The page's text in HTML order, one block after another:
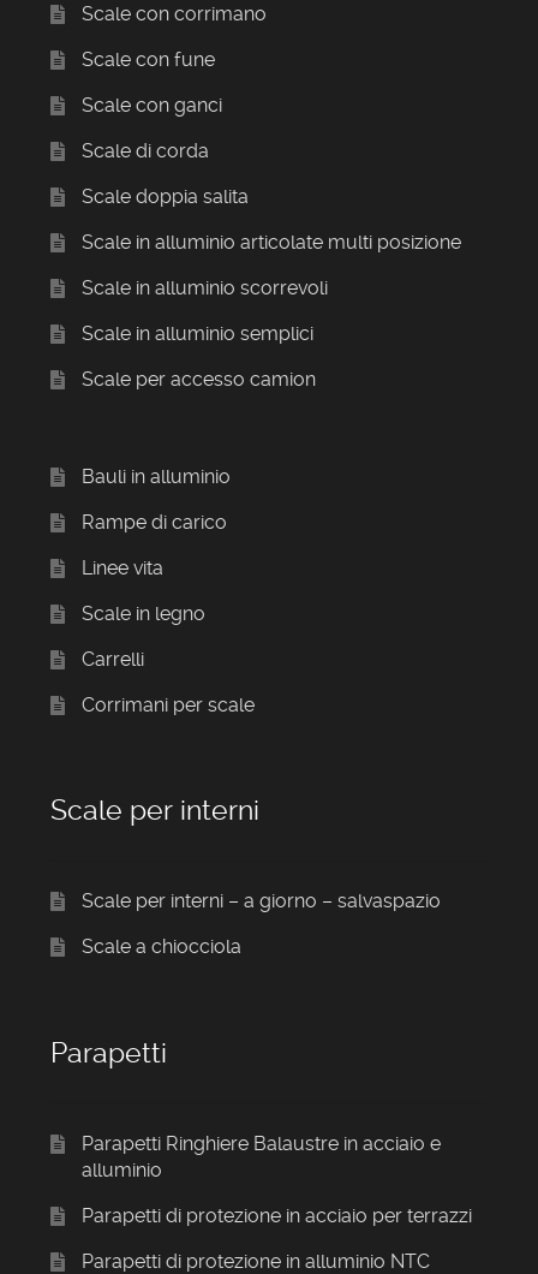
Scale con corrimano
Scale con fune
Scale con ganci
Scale di corda
Scale doppia salita
Scale in alluminio articolate multi posizione
Scale in alluminio scorrevoli
Scale in alluminio semplici
Scale per accesso camion
Bauli in alluminio
Rampe di carico
Linee vita
Scale in legno
Carrelli
Corrimani per scale
Scale per interni
Scale per interni – a giorno – salvaspazio
Scale a chiocciola
Parapetti
Parapetti Ringhiere Balaustre in acciaio e
alluminio
Parapetti di protezione in acciaio per terrazzi
Parapetti di protezione in alluminio NTC